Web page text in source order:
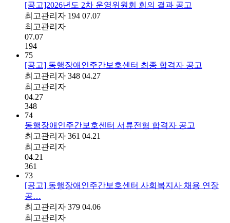
[공고]2026년도 2차 운영위원회 회의 결과 공고
최고관리자 194 07.07
최고관리자
07.07
194
75
[공고] 동행장애인주간보호센터 최종 합격자 공고
최고관리자 348 04.27
최고관리자
04.27
348
74
동행장애인주간보호센터 서류전형 합격자 공고
최고관리자 361 04.21
최고관리자
04.21
361
73
[공고] 동행장애인주간보호센터 사회복지사 채용 연장
공…
최고관리자 379 04.06
최고관리자